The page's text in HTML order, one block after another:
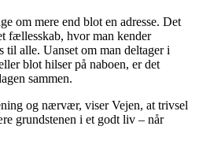
om mere end blot en adresse. Det
fællesskab, hvor man kender
til alle. Uanset om man deltager i
blot hilser på naboen, er det
sammen.
og nærvær, viser Vejen, at trivsel
grundstenen i et godt liv – når